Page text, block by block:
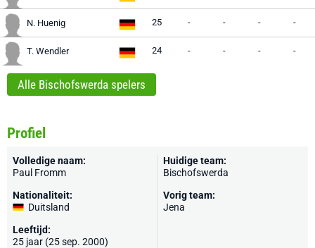
N. Huenig 25 - - - -
T. Wendler 24 - - - -
Alle Bischofswerda spelers
Profiel
Volledige naam:
Paul Fromm
Nationaliteit:
Duitsland
Leeftijd:
25 jaar (25 sep. 2000)
Huidige team:
Bischofswerda
Vorig team:
Jena